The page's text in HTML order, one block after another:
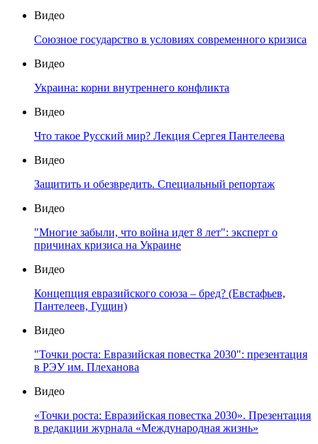
Видео
Союзное государство в условиях современного кризиса
Видео
Украина: корни внутреннего конфликта
Видео
Что такое Русский мир? Лекция Сергея Пантелеева
Видео
Защитить и обезвредить. Специальный репортаж
Видео
"Многие забыли, что война идет 8 лет": эксперт о
причинах кризиса на Украине
Видео
Концепция евразийского союза – бред? (Евстафьев,
Пантелеев, Гущин)
Видео
"Точки роста: Евразийская повестка 2030": презентация
в РЭУ им. Плеханова
Видео
«Точки роста: Евразийская повестка 2030». Презентация
в редакции журнала «Международная жизнь»